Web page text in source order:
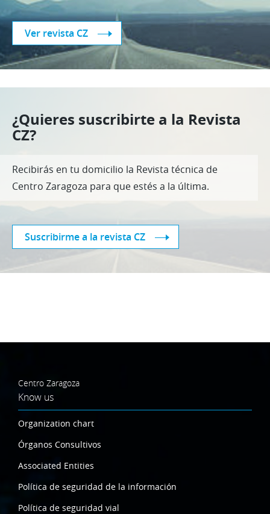
Ver revista CZ
¿Quieres suscribirte a la Revista
CZ?
Recibirás en tu domicilio la Revista técnica de
Centro Zaragoza para que estés a la última.
Suscribirme a la revista CZ
Centro Zaragoza
Know us
Organization chart
Órganos Consultivos
Associated Entities
Política de seguridad de la información
Política de seguridad vial